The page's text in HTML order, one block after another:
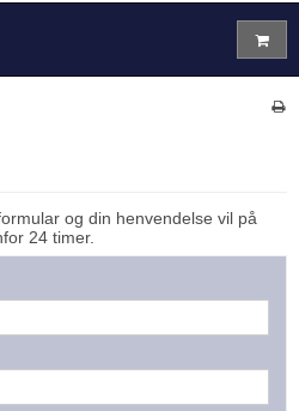
og din henvendelse vil på
24 timer.